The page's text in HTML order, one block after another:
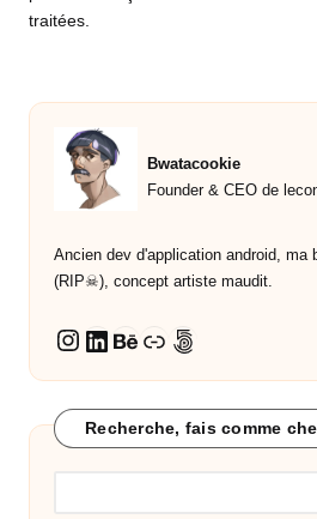
traitées
Bwatacookie
Founder & CEO de
Ancien dev d'application android, ma
(RIP☠︎︎), concept artiste maudit.
Instagram
LinkedIn
Behance
Lien500px
Recherche, fais comme